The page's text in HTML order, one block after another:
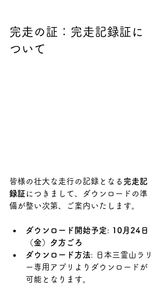
完走の証：完走記録証に
ついて
皆様の壮大な走行の記録となる 完走記
録証 につきまして、ダウンロードの準
備が整い次第、ご案内いたします。
ダウンロード開始予定: 10月24日
（金）夕方ごろ
ダウンロード方法: 日本三霊山ラリ
ー専用アプリよりダウンロードが
可能となります。